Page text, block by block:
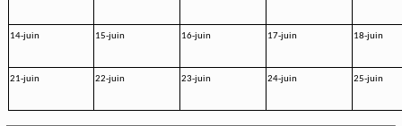
14-juin 15-juin 16-juin 17-juin 18-juin
21-juin 22-juin 23-juin 24-juin 25-juin